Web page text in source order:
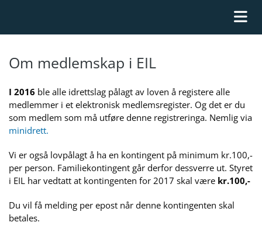
Om medlemskap i EIL
I 2016 ble alle idrettslag pålagt av loven å registere alle
medlemmer i et elektronisk medlemsregister. Og det er du
som medlem som må utføre denne registreringa. Nemlig via
minidrett.
Vi er også lovpålagt å ha en kontingent på minimum kr.100,-
per person. Familiekontingent går derfor dessverre ut. Styret
i EIL har vedtatt at kontingenten for 2017 skal være kr.100,-
Du vil få melding per epost når denne kontingenten skal
betales.